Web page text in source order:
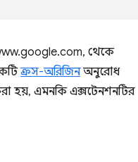
থেকে
ক্রস-অরিজিনঅনুরোধ
হয়, এমনকি এক্সটেনশনটির